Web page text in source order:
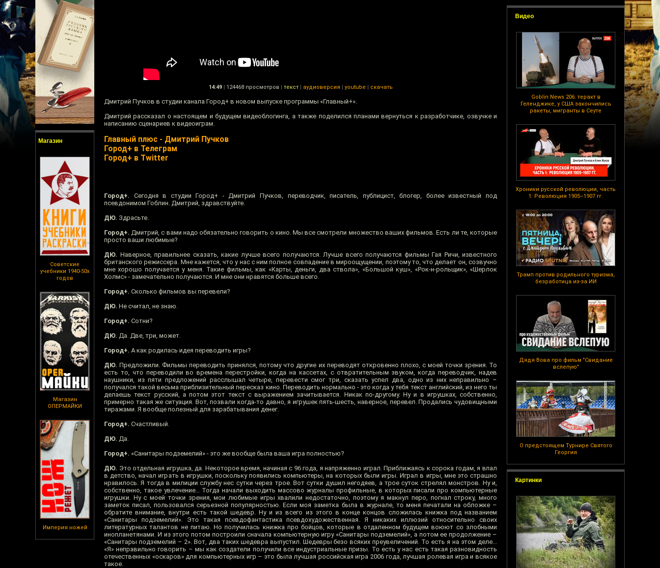
Магазин
Советские
учебники 1940-50х
годов
Магазин
ОПЕРМАЙКИ
Империя ножей
Видео
Goblin News 206: теракт в
Геленджике, у США закончились
ракеты, мигранты в Сеуте
Хроники русской революции, часть
1: Революция 1905–1907 гг.
Трамп против родильного туризма,
безработица из-за ИИ
Дядя Вова про фильм "Свидание
вслепую"
О предстоящем Турнире Святого
Георгия
Картинки
14:49 | 124468 просмотров | текст | аудиоверсия | youtube | скачать
Дмитрий Пучков в студии канала Город+ в новом выпуске программы «Главный+».
Дмитрий рассказал о настоящем и будущем видеоблогинга, а также поделился планами вернуться к разработчике, озвучке и
написанию сценариев к видеоиграм.
Главный плюс - Дмитрий Пучков
Город+ в Телеграм
Город+ в Twitter
Город+. Сегодня в студии Город+ - Дмитрий Пучков, переводчик, писатель, публицист, блогер, более известный под
псевдонимом Гоблин. Дмитрий, здравствуйте.
ДЮ. Здрасьте.
Город+. Дмитрий, с вами надо обязательно говорить о кино. Мы все смотрели множество ваших фильмов. Есть ли те, которые
просто ваши любимые?
ДЮ. Наверное, правильнее сказать, какие лучше всего получаются. Лучше всего получаются фильмы Гая Ричи, известного
британского режиссера. Мне кажется, что у нас с ним полное совпадение в мироощущении, поэтому то, что делает он, созвучно
мне хорошо получается у меня. Такие фильмы, как «Карты, деньги, два ствола», «Большой куш», «Рок-н-рольщик», «Шерлок
Холмс» - замечательно получаются. И мне они нравятся больше всего.
Город+. Сколько фильмов вы перевели?
ДЮ. Не считал, не знаю.
Город+. Сотни?
ДЮ. Да. Две, три, может.
Город+. А как родилась идея переводить игры?
ДЮ. Предложили. Фильмы переводить принялся, потому что другие их переводят откровенно плохо, с моей точки зрения. То
есть то, что переводили во времена перестройки, когда на кассетах, с отвратительным звуком, когда переводчик, надев
наушники, из пяти предложений расслышал четыре, перевести смог три, сказать успел два, одно из них неправильно –
получался такой весьма приблизительный пересказ кино. Переводить нормально - это когда у тебя текст английский, из него ты
делаешь текст русский, а потом этот текст с выражением зачитывается. Никак по-другому. Ну и в игрушках, собственно,
примерно такая же ситуация. Вот, позвали когда-то давно, я игрушек пять-шесть, наверное, перевел. Продались чудовищными
тиражами. Я вообще полезный для зарабатывания денег.
Город+. Счастливый.
ДЮ. Да.
Город+. «Санитары подземелий» - это же вообще была ваша игра полностью?
ДЮ. Это отдельная игрушка, да. Некоторое время, начиная с 96 года, я напряженно играл. Приближаясь к сорока годам, я впал
в детство, начал играть в игрушки, поскольку появились компьютеры, на которых были игры. Играл в игры, мне это страшно
нравилось. Я тогда в милиции службу нес сутки через трое. Вот сутки душил негодяев, а трое суток стрелял монстров. Ну и,
собственно, такое увлечение… Тогда начали выходить массово журналы профильные, в которых писали про компьютерные
игрушки. Ну с моей точки зрения, мои любимые игры хвалили недостаточно, поэтому я макнул перо, погнал строку, много
заметок писал, пользовался серьезной популярностью. Если моя заметка была в журнале, то меня печатали на обложке –
обратите внимание, внутри есть такой шедевр. Ну и из всего из этого в конце концов сложилась книжка под названием
«Санитары подземелий». Это такая псевдофантастика псевдохудожественная. Я никаких иллюзий относительно своих
литературных талантов не питаю. Но получилась книжка про бойцов, которые в отдаленном будущем воюют со злобными
инопланетянами. И из этого потом построили сначала компьютерную игру «Санитары подземелий», а потом ее продолжение –
«Санитары подземелий – 2». Вот, два таких шедевра выпустил. Шедевры безо всяких преувеличений. То есть я на этом деле...
«Я» неправильно говорить – мы как создатели получили все индустриальные призы. То есть у нас есть такая разновидность
отечественных «оскаров» для компьютерных игр – это была лучшая российская игра 2006 года, лучшая ролевая игра и всякое
такое.